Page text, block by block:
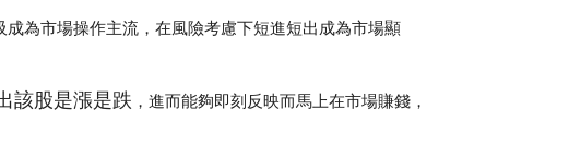
為市場操作主流，在風險考慮下短進短出成為市場顯
該股是漲是跌 ，進而能夠即刻反映而馬上在市場賺錢，